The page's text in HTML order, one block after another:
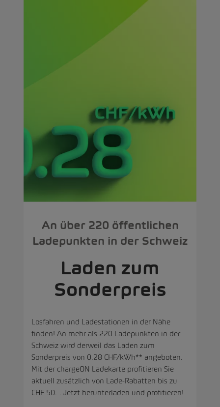
An über 220 öffentlichen
Ladepunkten in der Schweiz
Laden zum
Sonderpreis
Losfahren und Ladestationen in der Nähe
finden! An mehr als 220 Ladepunkten in der
Schweiz wird derweil das Laden zum
Sonderpreis von 0.28 CHF/kWh** angeboten.
Mit der chargeON Ladekarte profitieren Sie
aktuell zusätzlich von Lade-Rabatten bis zu
CHF 50.-. Jetzt herunterladen und profitieren!